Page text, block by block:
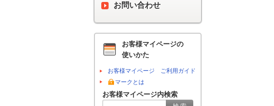
お問い合わせ
お客様マイページの
使いかた
お客様マイページ ご利用ガイド
マークとは
お客様マイページ内検索